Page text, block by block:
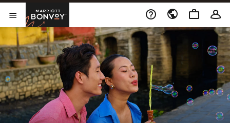
Skip to Content
เปิดเมนูMarriott Bonvoyเปิดในหน้าต่างใหม่